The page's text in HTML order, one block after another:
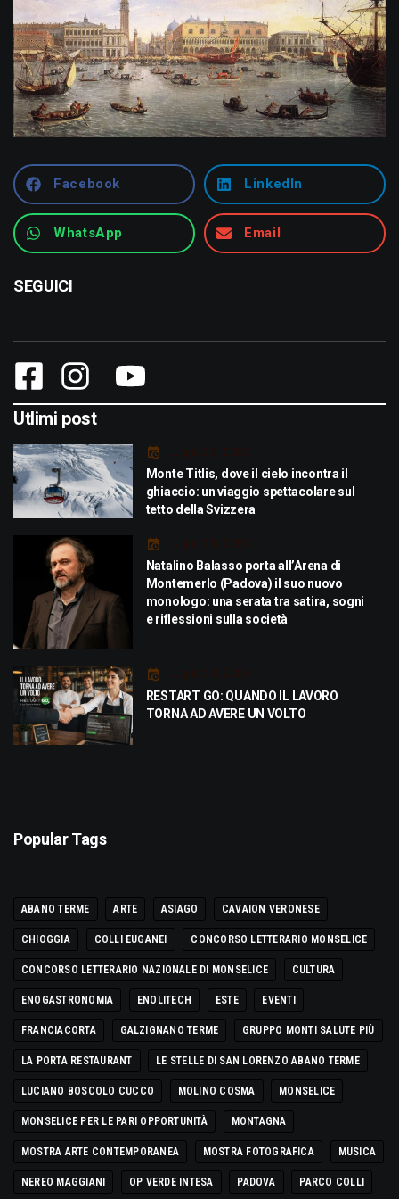
Facebook LinkedIn
WhatsApp Email
SEGUICI
Utlimi post
Luglio 29, 2026
Monte Titlis, dove il cielo incontra il
ghiaccio: un viaggio spettacolare sul
tetto della Svizzera
Luglio 21, 2026
Natalino Balasso porta all’Arena di
Montemerlo (Padova) il suo nuovo
monologo: una serata tra satira, sogni
e riflessioni sulla società
Luglio 21, 2026
RESTART GO: QUANDO IL LAVORO
TORNA AD AVERE UN VOLTO
Popular Tags
ABANO TERME ARTE ASIAGO CAVAION VERONESE
CHIOGGIA COLLI EUGANEI CONCORSO LETTERARIO MONSELICE
CONCORSO LETTERARIO NAZIONALE DI MONSELICE CULTURA
ENOGASTRONOMIA ENOLITECH ESTE EVENTI
FRANCIACORTA GALZIGNANO TERME GRUPPO MONTI SALUTE PIÙ
LA PORTA RESTAURANT LE STELLE DI SAN LORENZO ABANO TERME
LUCIANO BOSCOLO CUCCO MOLINO COSMA MONSELICE
MONSELICE PER LE PARI OPPORTUNITÀ MONTAGNA
MOSTRA ARTE CONTEMPORANEA MOSTRA FOTOGRAFICA MUSICA
NEREO MAGGIANI OP VERDE INTESA PADOVA PARCO COLLI